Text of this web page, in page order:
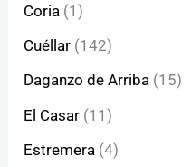
Coria (1)
Cuéllar (142)
Daganzo de Arriba (15)
El Casar (11)
Estremera (4)